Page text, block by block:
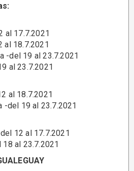
al 17.7.2021
al 18.7.2021
-del 19 al 23.7.2021
al 23.7.2021
al 18.7.2021
-del 19 al 23.7.2021
12 al 17.7.2021
al 23.7.2021